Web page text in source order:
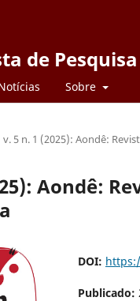
de
Sobre
v. 5 n. 1 (2025): Aondê:
Aondê:
DOI:
Publicado: